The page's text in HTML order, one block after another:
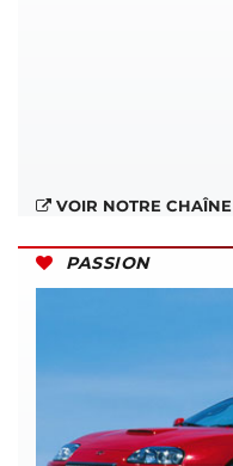
VOIR NOTRE CHAÎNE
PASSION